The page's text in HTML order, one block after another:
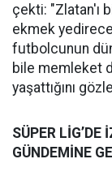
çekti: "Zlatan'ı
ekmek
futbolcunun
bile memleket
yaşattığını
SÜPER LİG’DE
GÜNDEMİNE